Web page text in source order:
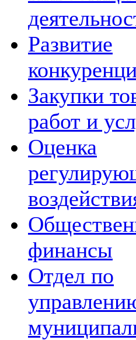
Развитие
Закупки
работ и
Оценка
финансы
Отдел по